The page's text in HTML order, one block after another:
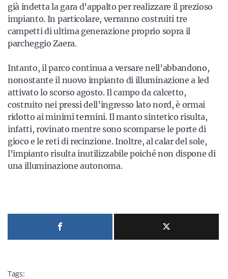
già indetta la gara d’appalto per realizzare il prezioso
impianto. In particolare, verranno costruiti tre
campetti di ultima generazione proprio sopra il
parcheggio Zaera.
Intanto, il parco continua a versare nell’abbandono,
nonostante il nuovo impianto di illuminazione a led
attivato lo scorso agosto. Il campo da calcetto,
costruito nei pressi dell’ingresso lato nord, è ormai
ridotto ai minimi termini. Il manto sintetico risulta,
infatti, rovinato mentre sono scomparse le porte di
gioco e le reti di recinzione. Inoltre, al calar del sole,
l’impianto risulta inutilizzabile poiché non dispone di
una illuminazione autonoma.
Tags: